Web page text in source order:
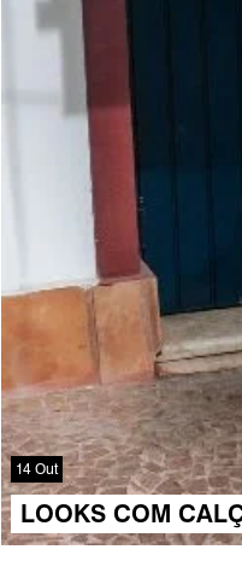
14 Out
LOOKS COM